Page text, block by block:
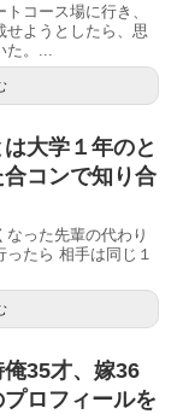
コース場に行き、
せようとしたら、思
た。...
は大学１年のと
コンで知り合
った先輩の代わり
たら 相手は同じ１
俺35才、嫁36
ロフィールを